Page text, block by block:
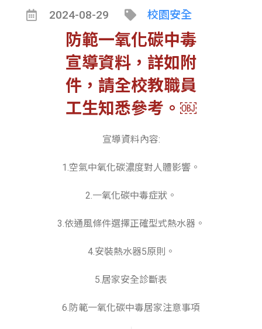
2024-08-29 校園安全
防範一氧化碳中毒
宣導資料，詳如附
件，請全校教職員
工生知悉參考。￼
宣導資料內容:
1.空氣中氧化碳濃度對人體影響。
2.一氧化碳中毒症狀。
3.依通風條件選擇正確型式熱水器。
4.安裝熱水器5原則。
5.居家安全診斷表
6.防範一氧化碳中毒居家注意事項